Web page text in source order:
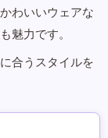
わいいウェアな
魅力です。
合うスタイルを